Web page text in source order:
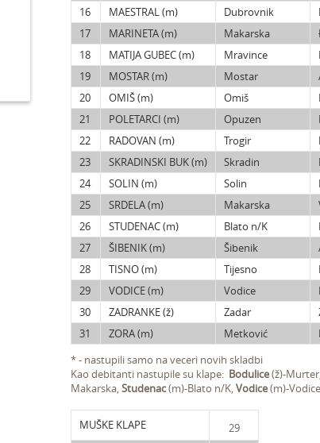
16
MAESTRAL (m) Dubrovnik
17
MARINETA (m) Makarska
18
MATIJA GUBEC (m) Mravince
19
MOSTAR (m) Mostar
20
OMIŠ (m) Omiš
21
POLETARCI (m) Opuzen
22
RADOVAN (m) Trogir
23
SKRADINSKI BUK (m) Skradin
24
SOLIN (m) Solin
25
SRDELA (m) Makarska
26
STUDENAC (m) Blato n/K
27
ŠIBENIK (m) Šibenik
28
TISNO (m) Tijesno
29
VODICE (m) Vodice
30
ZADRANKE (ž) Zadar
31
ZORA (m) Metković
* - nastupili samo na veceri novih skladbi
Kao debitanti nastupile su klape: Bodulice(ž)-
Makarska,Studenac(m)-Blato n/K,Vodice(m)-
MUŠKE KLAPE
29